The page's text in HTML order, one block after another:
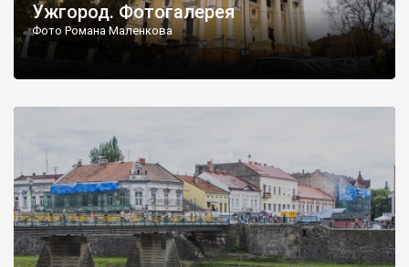
Ужгород. Фотогалерея
Фото Романа Маленкова